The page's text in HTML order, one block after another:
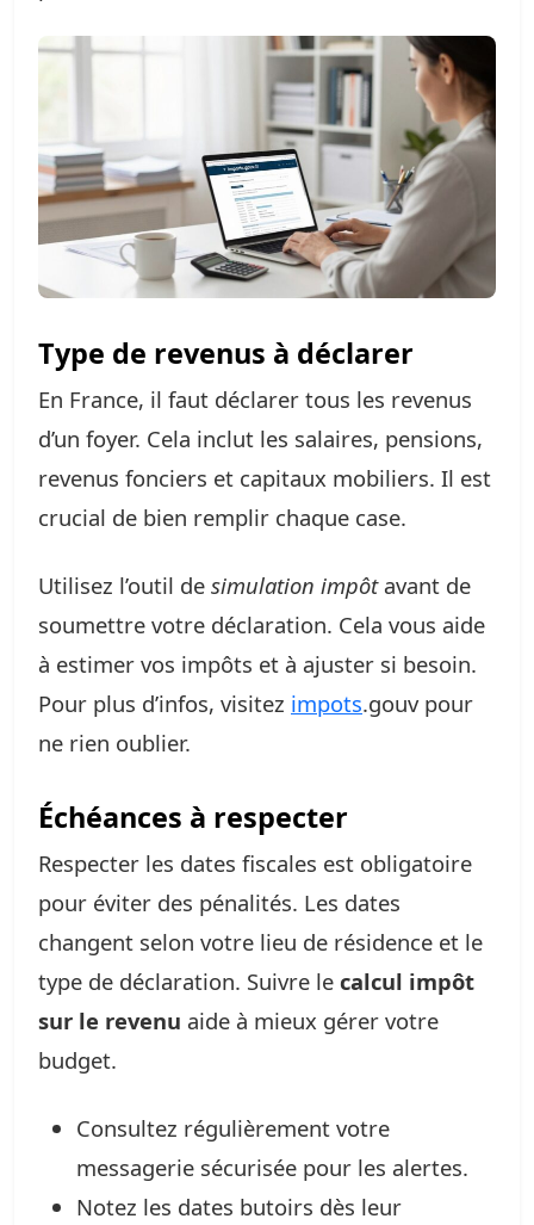
Type de revenus à déclarer
En France, il faut déclarer tous les revenus
d’un foyer. Cela inclut les salaires, pensions,
revenus fonciers et capitaux mobiliers. Il est
crucial de bien remplir chaque case.
Utilisez l’outil de simulation impôtavant de
soumettre votre déclaration. Cela vous aide
à estimer vos impôts et à ajuster si besoin.
Pour plus d’infos, visitez impots.gouv pour
ne rien oublier.
Échéances à respecter
Respecter les dates fiscales est obligatoire
pour éviter des pénalités. Les dates
changent selon votre lieu de résidence et le
type de déclaration. Suivre le calcul impôt
sur le revenu aide à mieux gérer votre
budget.
Consultez régulièrement votre
messagerie sécurisée pour les alertes.
Notez les dates butoirs dès leur